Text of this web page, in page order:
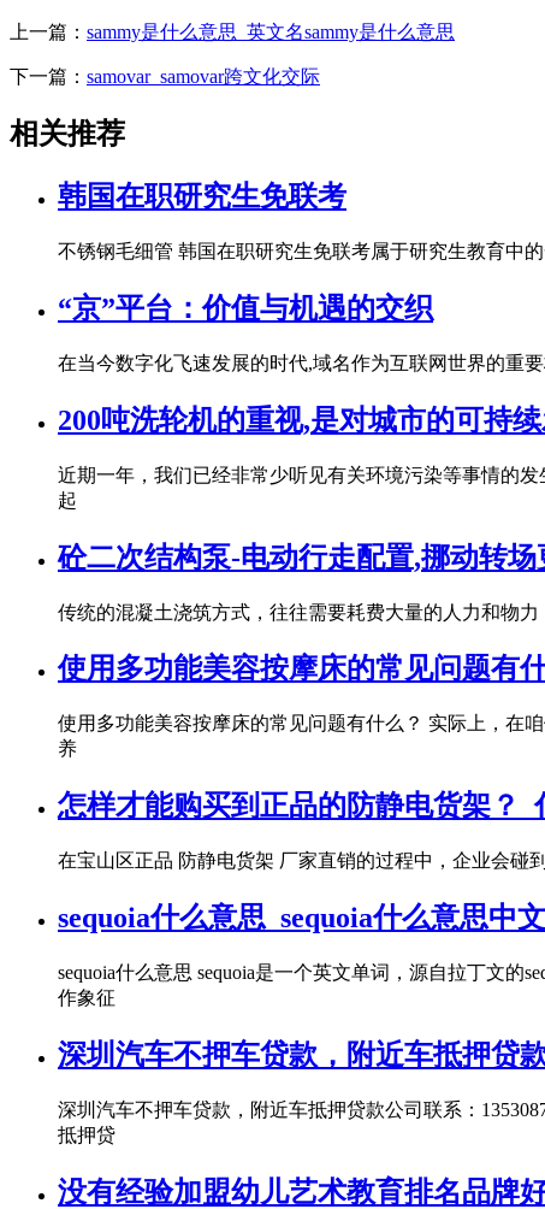
上一篇： sammy是什么意思_英文名sammy是什么意思
下一篇： samovar_samovar跨文化交际
相关推荐
韩国在职研究生免联考
不锈钢毛细管 韩国在职研究生免联考属于研究生教育中
“京”平台：价值与机遇的交织
在当今数字化飞速发展的时代,域名作为互联网世界的重
200吨洗轮机的重视,是对城市的可持
近期一年，我们已经非常少听见有关环境污染等事情的
起
砼二次结构泵-电动行走配置,挪动转场
传统的混凝土浇筑方式，往往需要耗费大量的人力和物
使用多功能美容按摩床的常见问题有
使用多功能美容按摩床的常见问题有什么？ 实际上，在
养
怎样才能购买到正品的防静电货架？_
在宝山区正品 防静电货架 厂家直销的过程中，企业会碰
sequoia什么意思_sequoia什么意思中文
sequoia什么意思 sequoia是一个英文单词，源自拉丁文的
作象征
深圳汽车不押车贷款，附近车抵押贷
深圳汽车不押车贷款，附近车抵押贷款公司联系：
抵押贷
没有经验加盟幼儿艺术教育排名品牌